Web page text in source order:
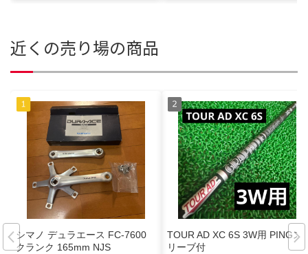
近くの売り場の商品
シマノ デュラエース FC-7600
クランク 165mm NJS
TOUR AD XC 6S 3W用 PINGス
リーブ付